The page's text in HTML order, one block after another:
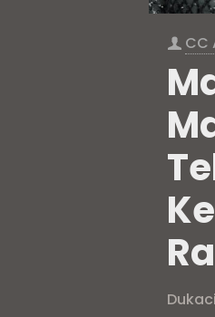
CC